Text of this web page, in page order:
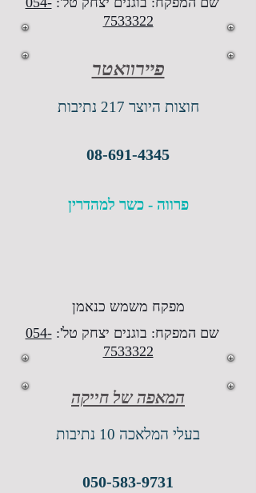
7533322
פיירוואטר
חוצות היוצר 217 נתיבות
08-691-4345
פרווה - כשר למהדרין
מפקח משמש כנאמן
שם המפקח: בוגנים יצחק טל':054-
7533322
המאפה של חייקה
בעלי המלאכה 10 נתיבות
050-583-9731